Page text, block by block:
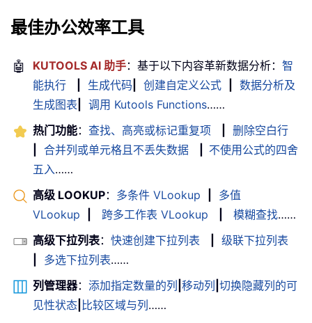
最佳办公效率工具
🤖 KUTOOLS AI 助手：基于以下内容革新数据分析： 智
能执行
生成代码 创建自定义公式
数据分析及
生成图表
调用 Kutools Functions……
热门功能： 查找、高亮或标记重复项
删除空白行
合并列或单元格且不丢失数据
不使用公式的四舍
五入……
高级 LOOKUP： 多条件 VLookup
多值
VLookup
跨多工作表 VLookup 模糊查找……
高级下拉列表： 快速创建下拉列表
级联下拉列表
多选下拉列表……
列管理器： 添加指定数量的列 移动列 切换隐藏列的可
见性状态 比较区域与列 ……